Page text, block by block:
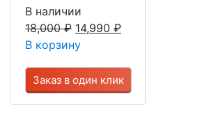
В наличии
18,000₽ 14,990 ₽
В корзину
Заказ в один клик